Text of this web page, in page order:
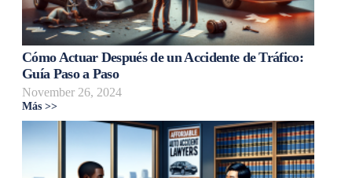
Cómo Actuar Después de un Accidente de Tráfico:
Guía Paso a Paso
November 26, 2024
Más >>